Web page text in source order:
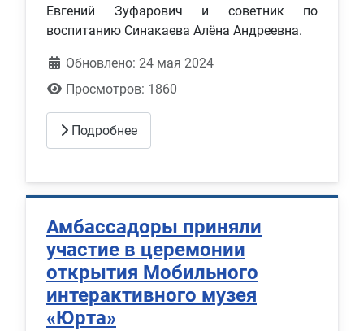
Евгений Зуфарович и советник по
воспитанию Синакаева Алёна Андреевна.
Обновлено: 24 мая 2024
Просмотров: 1860
Подробнее
Амбассадоры приняли
участие в церемонии
открытия Мобильного
интерактивного музея
«Юрта»